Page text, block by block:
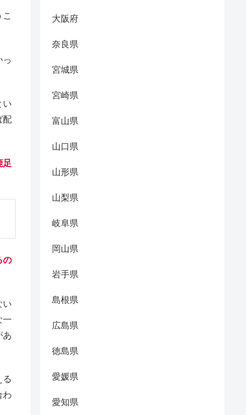
こ
っ
い
配
足
の
い
一
あ
る
わ
大阪府
奈良県
宮城県
宮崎県
富山県
山口県
山形県
山梨県
岐阜県
岡山県
岩手県
島根県
広島県
徳島県
愛媛県
愛知県